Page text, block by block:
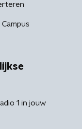
Campus
1 in jouw